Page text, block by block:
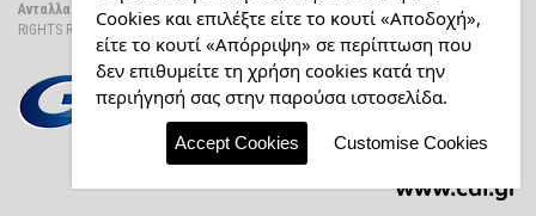
Ανταλλακτικά Φορτηγών
© 2026 ALL
RIGHTS RESERVED |Όροι χρήσης
8-10 Αθήνα Ακαδημία Πλάτωνος,
10441 ΑΤΤΙΚΗ, 2105120895
Υποκατάστημα:ΦΥΛΗΣ & ΚΑΒΑΦΗ
193 00 Ασπρόπυργος, 2105582857
Cookies και επιλέξτε είτε το κουτί «Αποδοχή»,
είτε το κουτί «Απόρριψη» σε περίπτωση που
δεν επιθυμείτε τη χρήση cookies κατά την
περιήγησή σας στην παρούσα ιστοσελίδα.
Accept Cookies Customise Cookies